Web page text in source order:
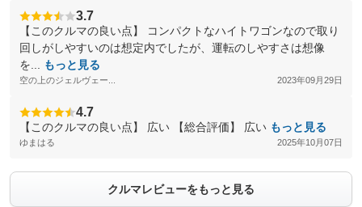
3.7
【このクルマの良い点】 コンパクトなハイトワゴンなので取り
回しがしやすいのは想定内でしたが、運転のしやすさは想像
を...
もっと見る
空の上のジェルヴェー... 2023年09月29日
4.7
【このクルマの良い点】 広い 【総合評価】 広い もっと見る
ゆまはる 2025年10月07日
クルマレビューをもっと見る